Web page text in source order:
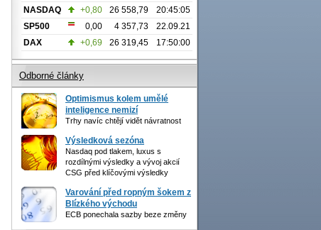
NASDAQ
+0,80 26 558,79
20:45:05
SP500
0,00 4 357,73
22.09.21
DAX
+0,69 26 319,45 17:50:00
Odborné články
Optimismus kolem umělé
inteligence nemizí
Trhy navíc chtějí vidět návratnost
Výsledková sezóna
Nasdaq pod tlakem, luxus s
rozdílnými výsledky a vývoj akcií
CSG před klíčovými výsledky
Varování před ropným šokem z
Blízkého východu
ECB ponechala sazby beze změny